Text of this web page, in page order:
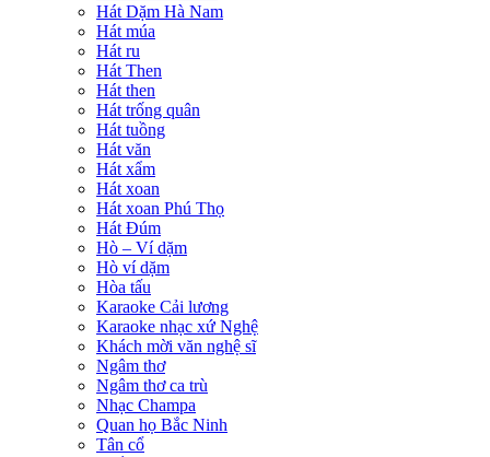
Hát Dặm Hà Nam
Hát múa
Hát ru
Hát Then
Hát then
Hát trống quân
Hát tuồng
Hát văn
Hát xẩm
Hát xoan
Hát xoan Phú Thọ
Hát Đúm
Hò – Ví dặm
Hò ví dặm
Hòa tấu
Karaoke Cải lương
Karaoke nhạc xứ Nghệ
Khách mời văn nghệ sĩ
Ngâm thơ
Ngâm thơ ca trù
Nhạc Champa
Quan họ Bắc Ninh
Tân cổ